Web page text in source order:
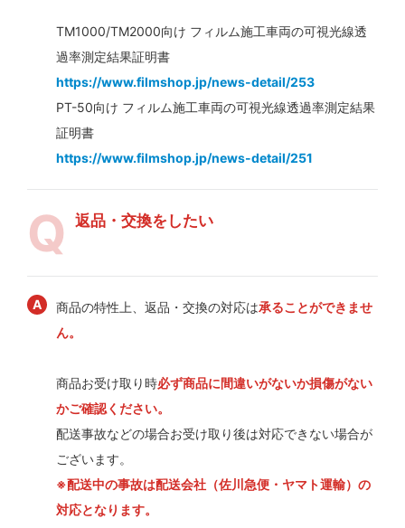
TM1000/TM2000向け フィルム施工車両の可視光線透
過率測定結果証明書
https://www.filmshop.jp/news-detail/253
PT-50向け フィルム施工車両の可視光線透過率測定結果
証明書
https://www.filmshop.jp/news-detail/251
返品・交換をしたい
商品の特性上、返品・交換の対応は承ることができませ
ん。
商品お受け取り時必ず商品に間違いがないか損傷がない
かご確認ください。
配送事故などの場合お受け取り後は対応できない場合が
ございます。
※配送中の事故は配送会社（佐川急便・ヤマト運輸）の
対応となります。